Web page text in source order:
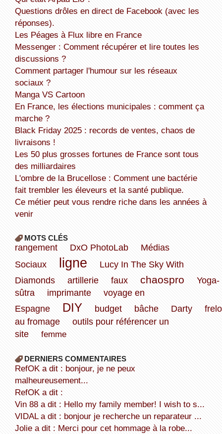
Questions drôles en direct de Facebook (avec les
réponses).
Les Péages à Flux libre en France
Messenger : Comment récupérer et lire toutes les
discussions ?
Comment partager l'humour sur les réseaux
sociaux ?
Manga VS Cartoon
En France, les élections municipales : comment ça
marche ?
Black Friday 2025 : records de ventes, chaos de
livraisons !
Les 50 plus grosses fortunes de France sont tous
des milliardaires
L'ombre de la Brucellose : Comment une bactérie
fait trembler les éleveurs et la santé publique.
Ce métier peut vous rendre riche dans les années à
venir
MOTS CLÉS
rangement DxO PhotoLab
Médias
Sociaux
ligne
Lucy In The Sky With
Diamonds
artillerie faux chaospro
Yoga-
sûtra
imprimante
voyage en
Espagne
DIY budget bâche Darty
au fromage
outils pour référencer un
site
femme
DERNIERS COMMENTAIRES
refOK a dit : bonjour, je ne peux
malheureusement...
refOK a dit :
Vin 88 a dit : Hello my family member! I wish to s...
VIDAL a dit : bonjour je recherche un reparateur ...
Jolie a dit : Merci pour cet hommage à la robe...